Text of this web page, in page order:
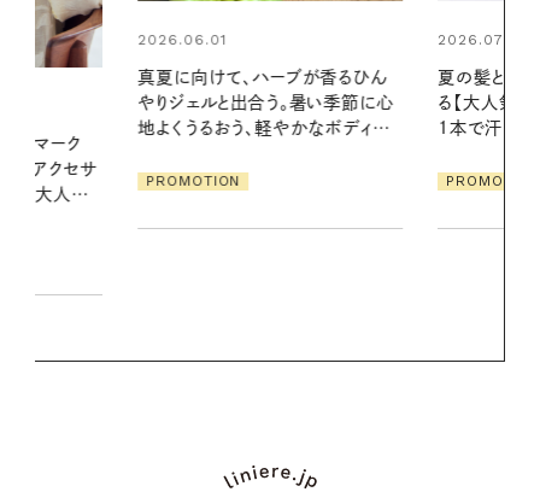
2026.07.24
夏の髪と心が瞬時にリフレッシュす
る【大人気のドライシャンプー】 この
1本で汗ばむ季節も一日中心地よく
PROMOTION
2026.06.01
お出かけ前
の一日。汗ば
に過ごす私
PROMOTION